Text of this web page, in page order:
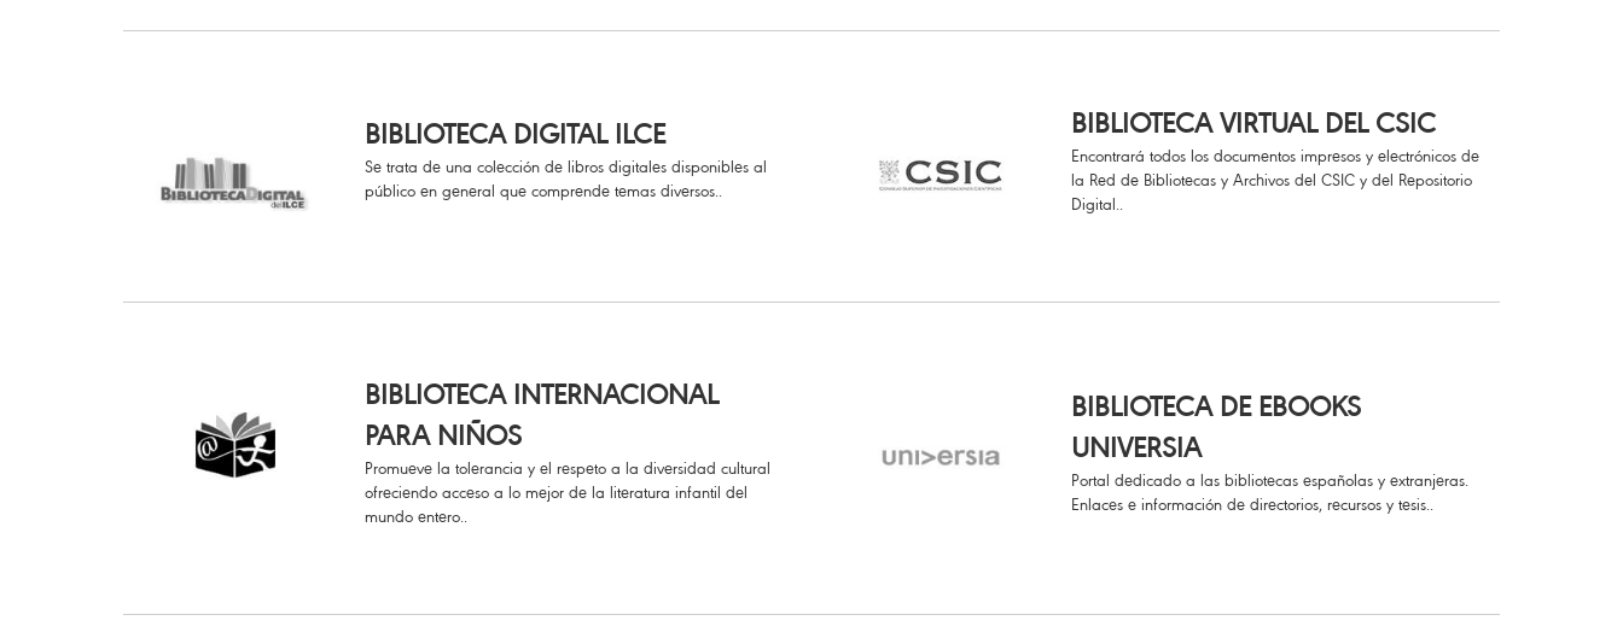
BIBLIOTECA DIGITAL ILCE
Se trata de una colección de libros digitales disponibles al
público en general que comprende temas diversos..
BIBLIOTECA VIRTUAL DEL CSIC
Encontrará todos los documentos impresos y electrónicos de
la Red de Bibliotecas y Archivos del CSIC y del Repositorio
Digital..
BIBLIOTECA INTERNACIONAL
PARA NIÑOS
Promueve la tolerancia y el respeto a la diversidad cultural
ofreciendo acceso a lo mejor de la literatura infantil del
mundo entero..
BIBLIOTECA DE EBOOKS
UNIVERSIA
Portal dedicado a las bibliotecas españolas y extranjeras.
Enlaces e información de directorios, recursos y tesis..